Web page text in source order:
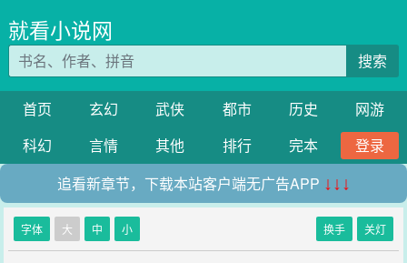
就看小说网
搜索
首页 玄幻 武侠 都市 历史
网游
科幻
言情 其他 排行 完本
登录
追看新章节，下载本站客户端无广告APP ↓↓↓
字体 大 中 小 换手 关灯